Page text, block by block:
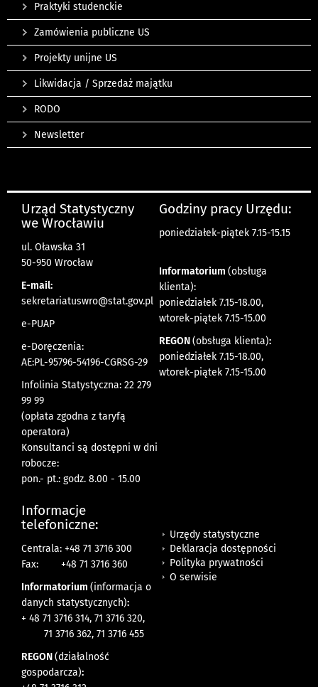
Praktyki studenckie
Zamówienia publiczne US
Projekty unijne US
Likwidacja / Sprzedaż majątku
RODO
Newsletter
Urząd Statystyczny
we Wrocławiu
ul. Oławska 31
50-950 Wrocław
E-mail:
sekretariatuswro@stat.gov.pl
e-PUAP
e-Doręczenia:
AE:PL-95796-54196-CGRSG-29
Infolinia Statystyczna: 22 279
99 99
(opłata zgodna z taryfą
operatora)
Konsultanci są dostępni w dni
robocze:
pon.- pt.: godz. 8.00 - 15.00
Godziny pracy Urzędu:
poniedziałek-piątek 7.15-15.15
Informatorium (obsługa
klienta):
poniedziałek 7.15-18.00,
wtorek-piątek 7.15-15.00
REGON(obsługa klienta):
poniedziałek 7.15-18.00,
wtorek-piątek 7.15-15.00
Informacje
telefoniczne:
Centrala: +48 71 3716 300
Fax:
+48 71 3716 360
Informatorium (informacja o
danych statystycznych):
+ 48 71 3716 314, 71 3716 320,
71 3716 362, 71 3716 455
REGON(działalność
gospodarcza):
Urzędy statystyczne
Deklaracja dostępności
Polityka prywatności
O serwisie